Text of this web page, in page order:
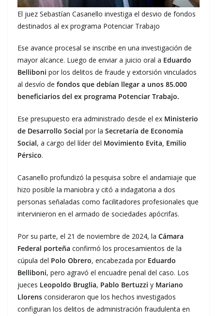
El juez Sebastían Casanello investiga el desvio de fondos
destinados al ex programa Potenciar Trabajo
Ese avance procesal se inscribe en una investigación de
mayor alcance. Luego de enviar a juicio oral a Eduardo
Belliboni por los delitos de fraude y extorsión vinculados
al desvío de fondos que debían llegar a unos 85.000
beneficiarios del ex programa Potenciar Trabajo.
Ese presupuesto era administrado desde el ex Ministerio
de Desarrollo Social por la Secretaría de Economía
Social, a cargo del líder del Movimiento Evita, Emilio
Pérsico.
Casanello profundizó la pesquisa sobre el andamiaje que
hizo posible la maniobra y citó a indagatoria a dos
personas señaladas como facilitadores profesionales que
intervinieron en el armado de sociedades apócrifas.
Por su parte, el 21 de noviembre de 2024, la Cámara
Federal porteña confirmó los procesamientos de la
cúpula del Polo Obrero, encabezada por Eduardo
Belliboni, pero agravó el encuadre penal del caso. Los
jueces Leopoldo Bruglia, Pablo Bertuzzi y Mariano
Llorens consideraron que los hechos investigados
configuran los delitos de administración fraudulenta en